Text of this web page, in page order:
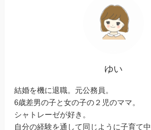
ゆい
結婚を機に退職。元公務員。
6歳差男の子と女の子の２児のママ。
シャトレーゼが好き。
自分の経験を通して同じように子育て